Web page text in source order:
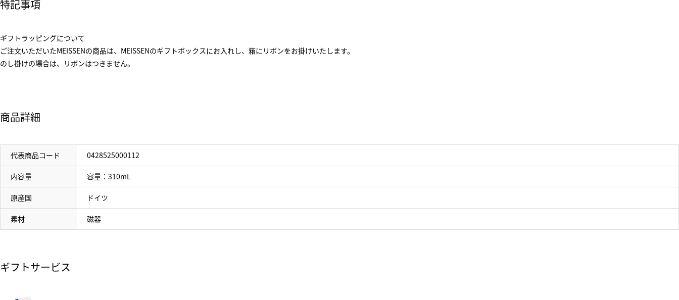
特記事項
ギフトラッピングについて
ご注文いただいたMEISSENの商品は、MEISSENのギフトボックスにお入れし、箱にリボンをお掛けいたします。
のし掛けの場合は、リボンはつきません。
商品詳細
代表商品コード 0428525000112
内容量 容量：310mL
原産国 ドイツ
素材 磁器
ギフトサービス